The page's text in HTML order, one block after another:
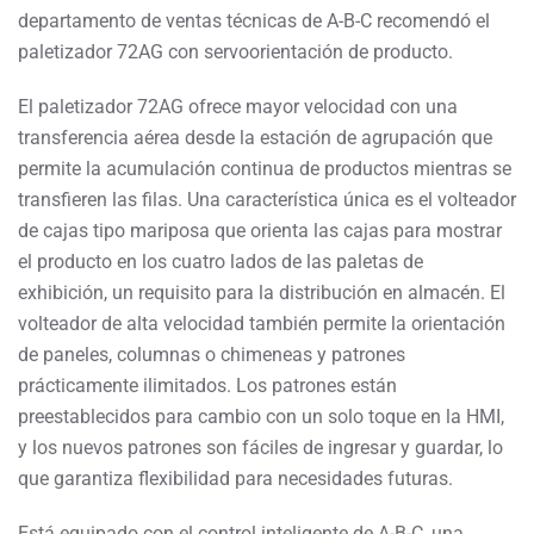
departamento de ventas técnicas de A-B-C recomendó el
paletizador 72AG con servoorientación de producto.
El paletizador 72AG ofrece mayor velocidad con una
transferencia aérea desde la estación de agrupación que
permite la acumulación continua de productos mientras se
transfieren las filas. Una característica única es el volteador
de cajas tipo mariposa que orienta las cajas para mostrar
el producto en los cuatro lados de las paletas de
exhibición, un requisito para la distribución en almacén. El
volteador de alta velocidad también permite la orientación
de paneles, columnas o chimeneas y patrones
prácticamente ilimitados. Los patrones están
preestablecidos para cambio con un solo toque en la HMI,
y los nuevos patrones son fáciles de ingresar y guardar, lo
que garantiza flexibilidad para necesidades futuras.